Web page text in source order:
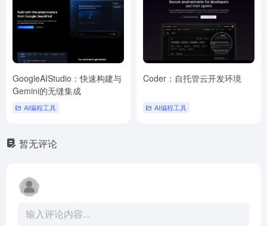
GoogleAIStudio：快速构建与
Gemini的无缝集成
AI编程工具
Coder：自托管云开发环境
AI编程工具
暂无评论